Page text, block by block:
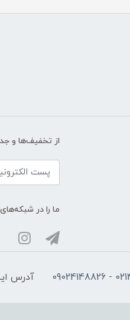
از تخفیف‌ها و
ما را در
آدرس